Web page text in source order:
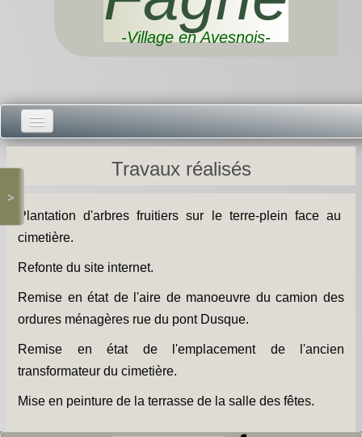
-Village en Avesnois-
Accueil -
Vie municipale -
Présentations -
Salle des Fêtes -
Blog Salle des Fêtes -
Comité des Fêtes -
Histoires -
Prieuré saint Dodon -
>
Travaux réalisés
Plantation d'arbres fruitiers sur le terre-plein face au
cimetière.
Refonte du site internet.
Remise en état de l'aire de manoeuvre du camion des
ordures ménagères rue du pont Dusque.
Remise en état de l'emplacement de l'ancien
transformateur du cimetière.
Mise en peinture de la terrasse de la salle des fêtes.